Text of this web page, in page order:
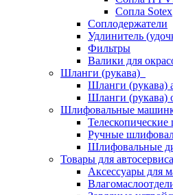
Сопла Sotex
Соплодержатели
Удлинитель
Фильтры
Валики для
Шланги (рукава)
Шланги (рукава)
Шланги (рукава)
Шлифовальные
Ручные
Шлифовальные
Товары для автосервиса
Аксессуары для